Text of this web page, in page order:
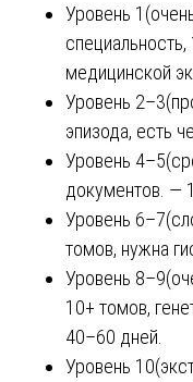
Уровень
медицинской
Уровень
эпизода, есть
Уровень
документов. —
Уровень
томов, нужна
Уровень
10+ томов,
40–60 дней.
Уровень